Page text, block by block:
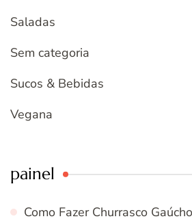
Saladas
Sem categoria
Sucos & Bebidas
Vegana
painel
Como Fazer Churrasco